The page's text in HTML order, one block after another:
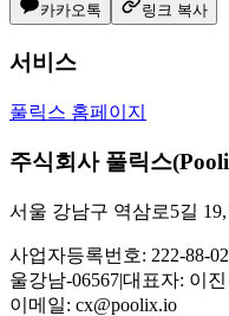
카카오톡 링크 복사
서비스
풀릭스 홈페이지
주식회사 풀릭스
서울 강남구 역삼로5길 19,
사업자등록번호: 222-88-
울강남-06567|대표자: 이진
이메일: cx@poolix.io